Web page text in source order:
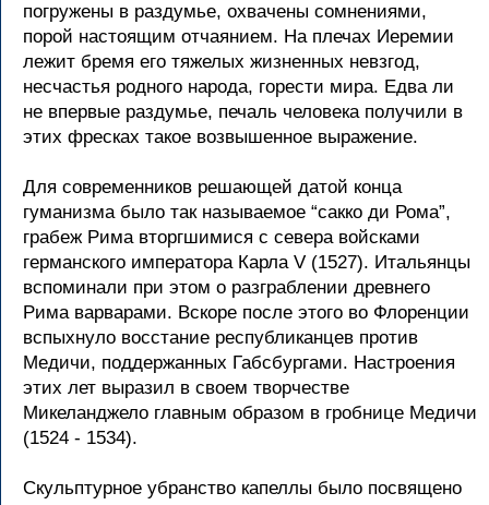
погружены в раздумье, охвачены сомнениями,
порой настоящим отчаянием. На плечах Иеремии
лежит бремя его тяжелых жизненных невзгод,
несчастья родного народа, горести мира. Едва ли
не впервые раздумье, печаль человека получили в
этих фресках такое возвышенное выражение.
Для современников решающей датой конца
гуманизма было так называемое “сакко ди Рома”,
грабеж Рима вторгшимися с севера войсками
германского императора Карла V (1527). Итальянцы
вспоминали при этом о разграблении древнего
Рима варварами. Вскоре после этого во Флоренции
вспыхнуло восстание республиканцев против
Медичи, поддержанных Габсбургами. Настроения
этих лет выразил в своем творчестве
Микеланджело главным образом в гробнице Медичи
(1524 - 1534).
Скульптурное убранство капеллы было посвящено